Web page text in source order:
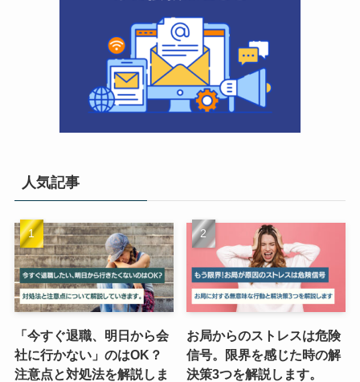
人気記事
「今すぐ退職、明日から会
社に行かない」のはOK？
注意点と対処法を解説しま
お局からのストレスは危険
信号。限界を感じた時の解
決策3つを解説します。